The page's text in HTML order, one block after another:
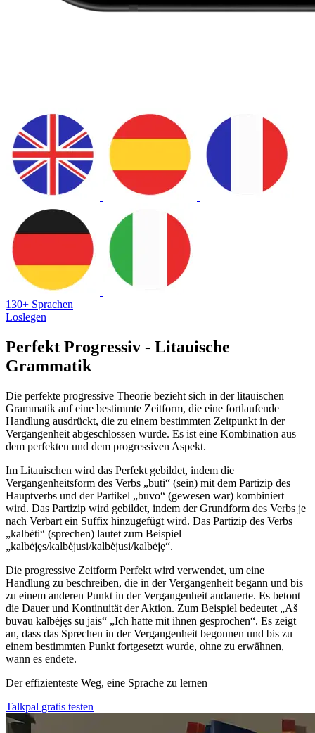
130+ Sprachen
Loslegen
Perfekt Progressiv - Litauische
Grammatik
Die perfekte progressive Theorie bezieht sich in der litauischen
Grammatik auf eine bestimmte Zeitform, die eine fortlaufende
Handlung ausdrückt, die zu einem bestimmten Zeitpunkt in der
Vergangenheit abgeschlossen wurde. Es ist eine Kombination aus
dem perfekten und dem progressiven Aspekt.
Im Litauischen wird das Perfekt gebildet, indem die
Vergangenheitsform des Verbs „būti“ (sein) mit dem Partizip des
Hauptverbs und der Partikel „buvo“ (gewesen war) kombiniert
wird. Das Partizip wird gebildet, indem der Grundform des Verbs je
nach Verbart ein Suffix hinzugefügt wird. Das Partizip des Verbs
„kalbėti“ (sprechen) lautet zum Beispiel
„kalbėjęs/kalbėjusi/kalbėjusi/kalbėję“.
Die progressive Zeitform Perfekt wird verwendet, um eine
Handlung zu beschreiben, die in der Vergangenheit begann und bis
zu einem anderen Punkt in der Vergangenheit andauerte. Es betont
die Dauer und Kontinuität der Aktion. Zum Beispiel bedeutet „Aš
buvau kalbėjęs su jais“ „Ich hatte mit ihnen gesprochen“. Es zeigt
an, dass das Sprechen in der Vergangenheit begonnen und bis zu
einem bestimmten Punkt fortgesetzt wurde, ohne zu erwähnen,
wann es endete.
Der effizienteste Weg, eine Sprache zu lernen
Talkpal gratis testen